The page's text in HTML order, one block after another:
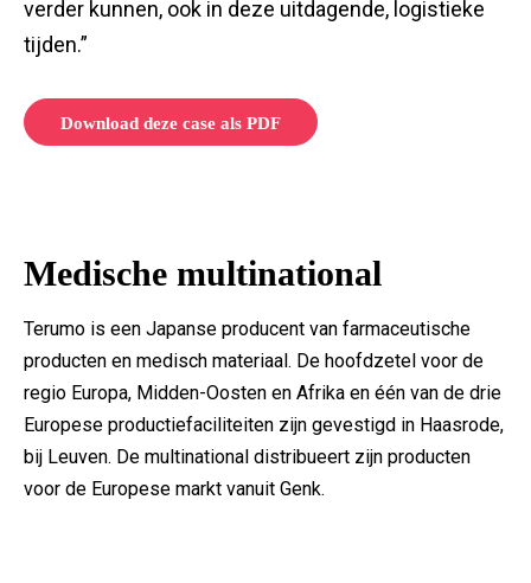
verder kunnen, ook in deze uitdagende, logistieke
tijden.”
Download deze case als PDF
Medische multinational
Terumo is een Japanse producent van farmaceutische
producten en medisch materiaal. De hoofdzetel voor de
regio Europa, Midden-Oosten en Afrika en één van de drie
Europese productiefaciliteiten zijn gevestigd in Haasrode,
bij Leuven. De multinational distribueert zijn producten
voor de Europese markt vanuit Genk.